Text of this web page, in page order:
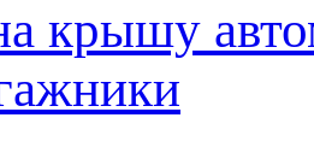
крышу